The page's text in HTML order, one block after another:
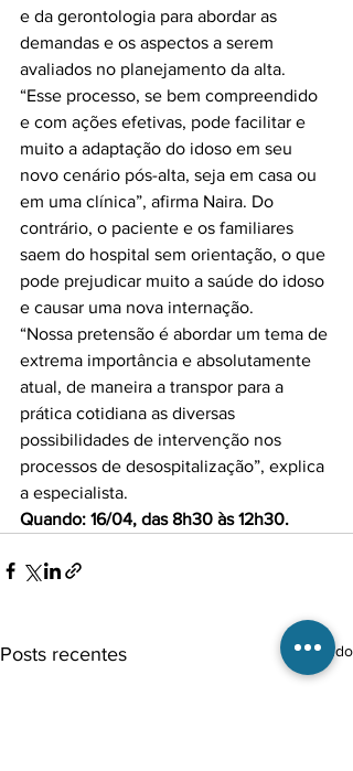
e da gerontologia para abordar as
demandas e os aspectos a serem
avaliados no planejamento da alta.
“Esse processo, se bem compreendido
e com ações efetivas, pode facilitar e
muito a adaptação do idoso em seu
novo cenário pós-alta, seja em casa ou
em uma clínica”, afirma Naira. Do
contrário, o paciente e os familiares
saem do hospital sem orientação, o que
pode prejudicar muito a saúde do idoso
e causar uma nova internação.
“Nossa pretensão é abordar um tema de
extrema importância e absolutamente
atual, de maneira a transpor para a
prática cotidiana as diversas
possibilidades de intervenção nos
processos de desospitalização”, explica
Quando: 16/04, das 8h30 às 12h30.
Posts recentes Ver tudo